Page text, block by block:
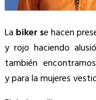
La biker se hacen
y rojo haciendo
también
y para la mujeres